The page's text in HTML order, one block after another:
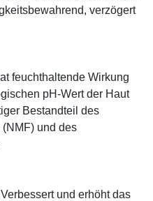
verzögert
feuchthaltende Wirkung
pH-Wert der Haut
Bestandteil des
und des
und erhöht das